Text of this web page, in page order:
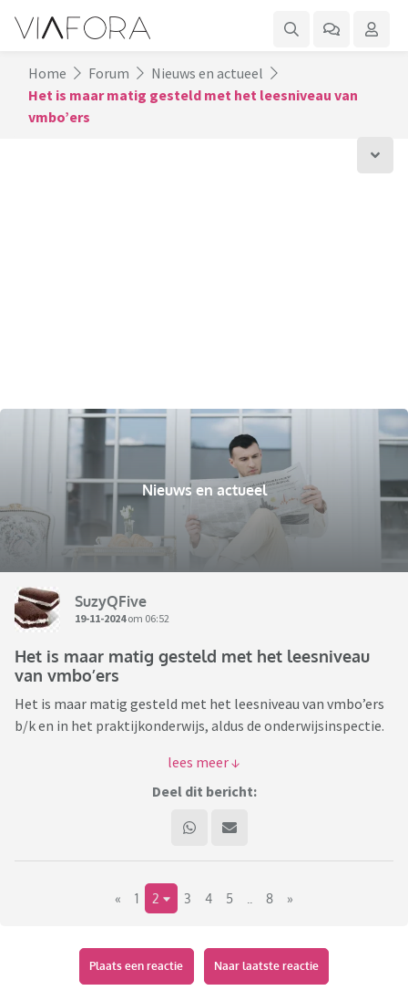
Home Forum
Nieuws en actueel
Het is maar matig gesteld met het leesniveau van
vmbo’ers
Nieuws en actueel
SuzyQFive
19-11-2024om 06:52
Het is maar matig gesteld met het leesniveau
van vmbo’ers
Het is maar matig gesteld met het leesniveau van vmbo’ers
b/k en in het praktijkonderwijs, aldus de onderwijsinspectie.
twintig jaar werken in het onderwijs merk ik zeker dat het
niveau naar beneden gaat. Ik heb nu echt leerlingen die
amper een zin vloeiend kunnen lezen.
genomen. Zo is er een vast leesuur bij Nederlands, hebben we
allemaal mooie nieuwe boeken en wordt er ook ingezet op
lezen bij de andere vakken.
Deel dit bericht:
« 1 2 3 4 5 8 »
Plaats een reactie Naar laatste reactie